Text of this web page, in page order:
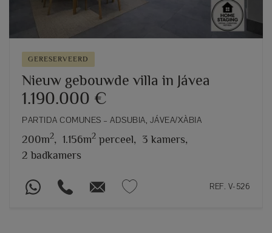
GERESERVEERD
Nieuw gebouwde villa in Jávea
1.190.000 €
PARTIDA COMUNES – ADSUBIA, JÁVEA/XÀBIA
200m2, 1.156m2 perceel, 3 kamers,
2 badkamers
REF. V-526